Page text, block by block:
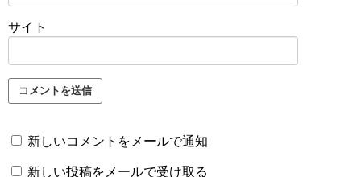
サイト
新しいコメントをメールで通知
新しい投稿をメールで受け取る